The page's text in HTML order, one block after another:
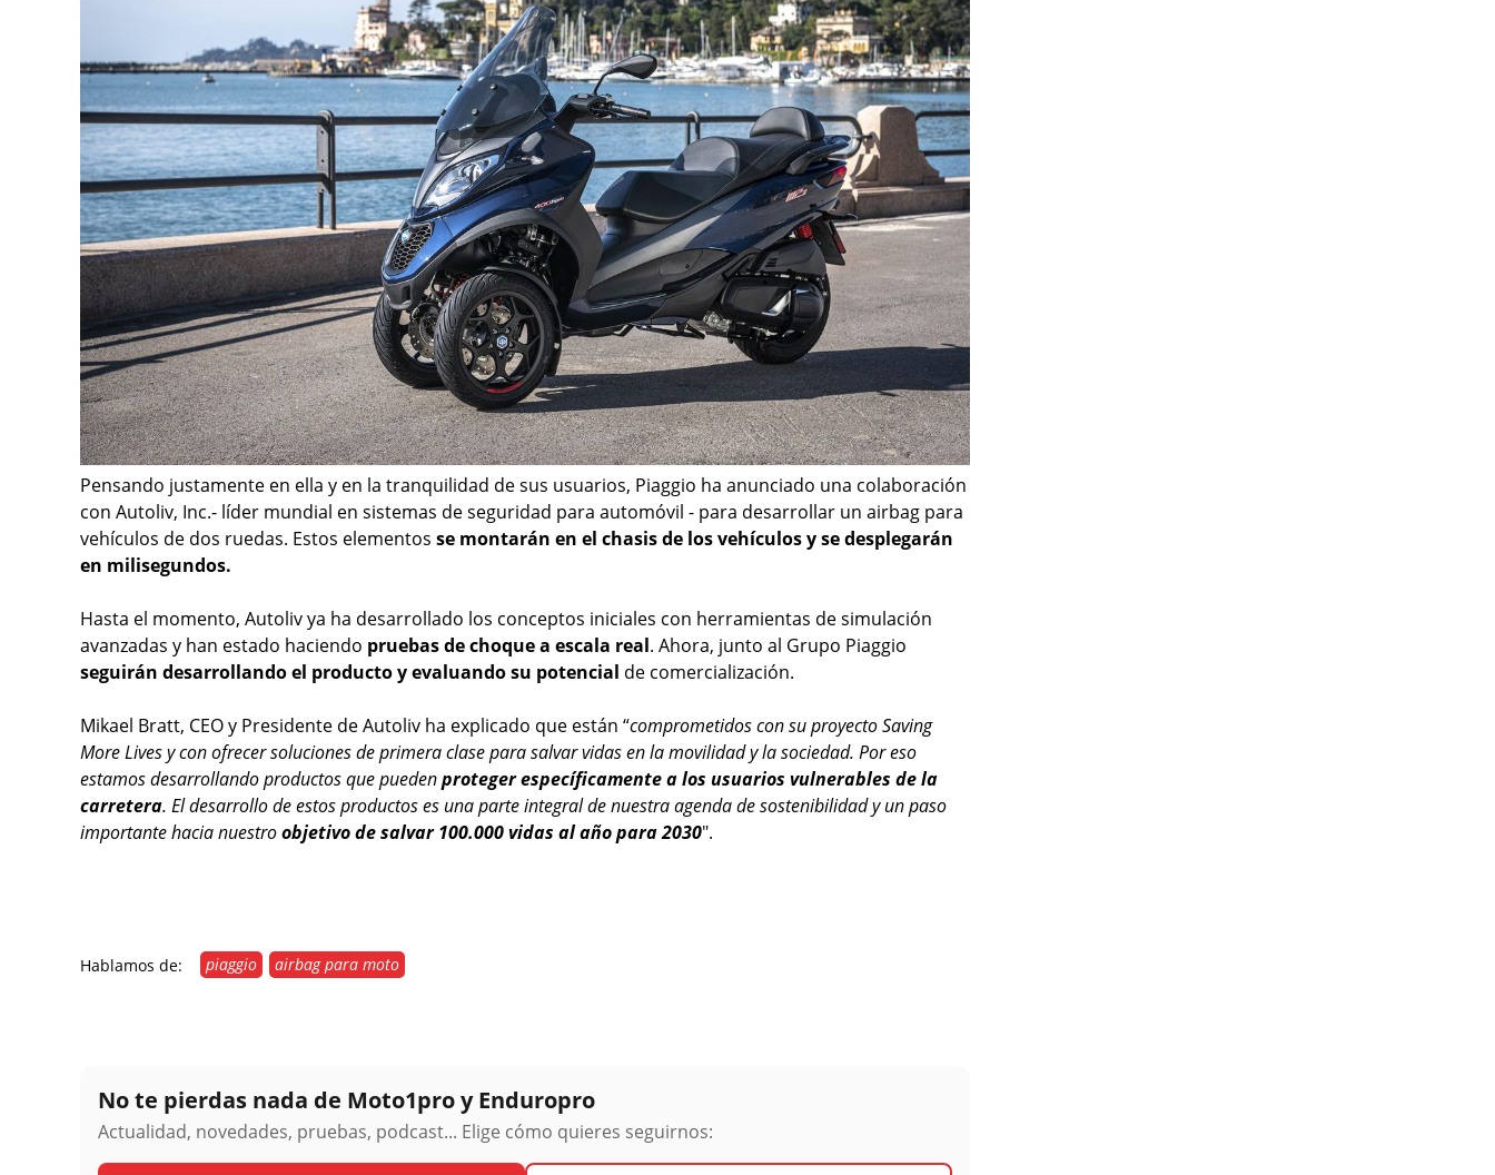
Pensando justamente en ella y en la tranquilidad de sus usuarios, Piaggio ha anunciado una colaboración
con Autoliv, Inc.- líder mundial en sistemas de seguridad para automóvil - para desarrollar un airbag para
vehículos de dos ruedas. Estos elementos se montarán en el chasis de los vehículos y se desplegarán
en milisegundos.
Hasta el momento, Autoliv ya ha desarrollado los conceptos iniciales con herramientas de simulación
avanzadas y han estado haciendo pruebas de choque a escala real. Ahora, junto al Grupo Piaggio
seguirán desarrollando el producto y evaluando su potencial de comercialización.
Mikael Bratt, CEO y Presidente de Autoliv ha explicado que están “comprometidos con su proyecto Saving
More Lives y con ofrecer soluciones de primera clase para salvar vidas en la movilidad y la sociedad. Por eso
estamos desarrollando productos que puedenproteger específicamente a los usuarios vulnerables de la
carretera. El desarrollo de estos productos es una parte integral de nuestra agenda de sostenibilidad y un paso
importante hacia nuestroobjetivo de salvar 100.000 vidas al año para 2030".
Hablamos de: piaggio airbag para moto
No te pierdas nada de Moto1pro y Enduropro
Actualidad, novedades, pruebas, podcast... Elige cómo quieres seguirnos: